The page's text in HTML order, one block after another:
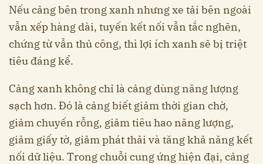
Nếu cảng bên trong xanh nhưng xe tải bên ngoài
vẫn xếp hàng dài, tuyến kết nối vẫn tắc nghẽn,
chứng từ vẫn thủ công, thì lợi ích xanh sẽ bị triệt
tiêu đáng kể.
Cảng xanh không chỉ là cảng dùng năng lượng
sạch hơn. Đó là cảng biết giảm thời gian chờ,
giảm chuyến rỗng, giảm tiêu hao năng lượng,
giảm giấy tờ, giảm phát thải và tăng khả năng kết
nối dữ liệu. Trong chuỗi cung ứng hiện đại, cảng